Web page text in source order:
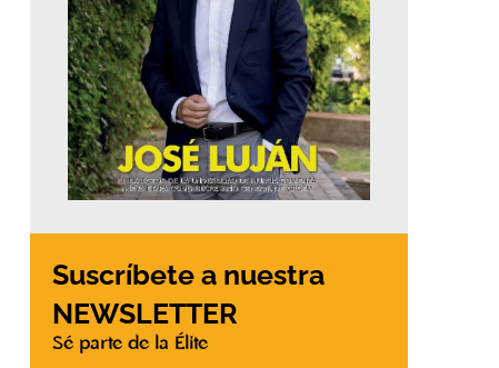
Suscríbete a nuestra
NEWSLETTER
Sé parte de la Élite